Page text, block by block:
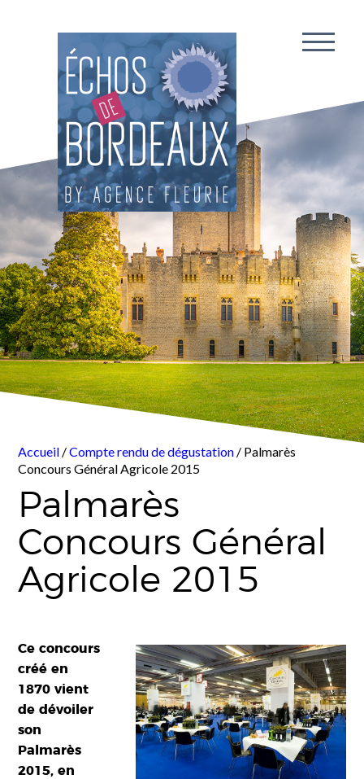
Accueil /Compte rendu de dégustation / Palmarès
Concours Général Agricole 2015
Palmarès
Concours Général
Agricole 2015
Ce concours
créé en
1870 vient
de dévoiler
son
Palmarès
2015, en